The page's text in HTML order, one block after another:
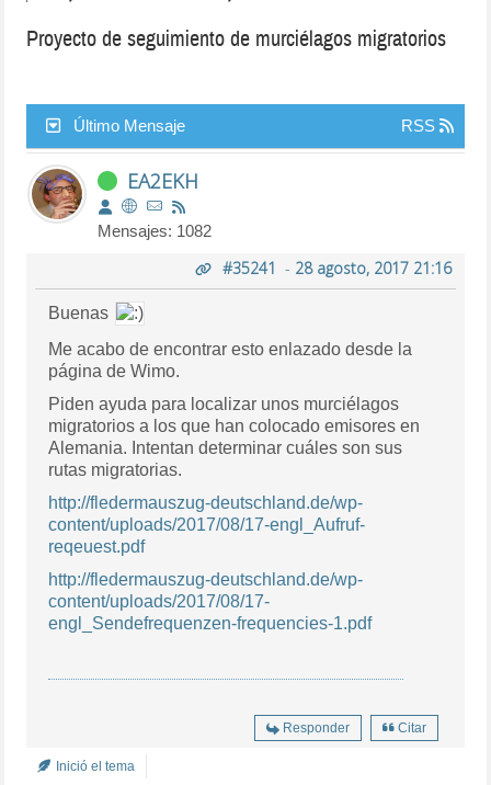
Proyecto de seguimiento de murciélagos migratorios
Último Mensaje RSS
EA2EKH
Mensajes: 1082
#35241 - 28 agosto, 2017 21:16
Buenas
Me acabo de encontrar esto enlazado desde la
página de Wimo.
Piden ayuda para localizar unos murciélagos
migratorios a los que han colocado emisores en
Alemania. Intentan determinar cuáles son sus
rutas migratorias.
http://fledermauszug-deutschland.de/wp-
content/uploads/2017/08/17-engl_Aufruf-
reqeuest.pdf
http://fledermauszug-deutschland.de/wp-
content/uploads/2017/08/17-
engl_Sendefrequenzen-frequencies-1.pdf
Responder Citar
Inició el tema